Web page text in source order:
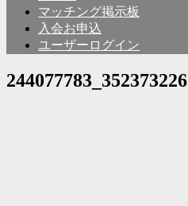
マッチング掲示板
入会お申込
ユーザーログイン